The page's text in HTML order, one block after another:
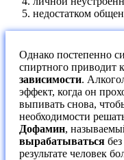
недостатком
Однако постепенно
спиртного приводит
зависимости.
эффект, когда он
выпивать снова,
необходимости
Дофамин,
вырабатываться
результате человек